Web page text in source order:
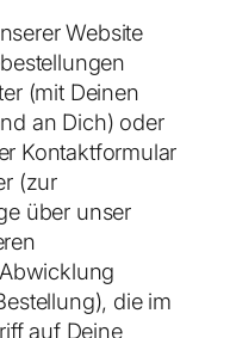
Website
(mit Deinen
an Dich) oder
Kontaktformular
(zur
über unser
die im
auf Deine